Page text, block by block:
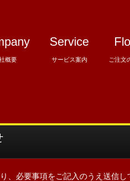
概要
Service
サービス案内 ご注文
、必要事項をご記入のうえ送信し